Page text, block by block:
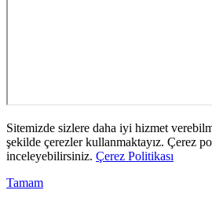
Sitemizde sizlere daha iyi hizmet
şekilde çerezler kullanmaktayız. Çerez
inceleyebilirsiniz. Çerez Politikası
Tamam